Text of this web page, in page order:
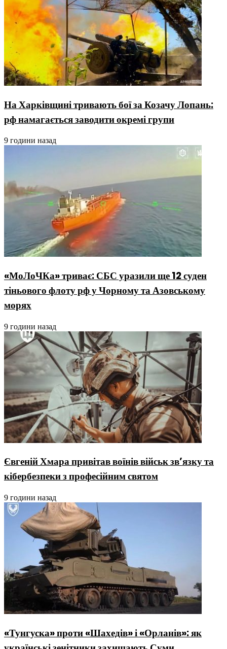
На Харківщині тривають бої за Козачу Лопань:
рф намагається заводити окремі групи
9 години назад
«МоЛоЧКа» триває: СБС уразили ще 12 суден
тіньового флоту рф у Чорному та Азовському
морях
9 години назад
Євгеній Хмара привітав воїнів військ зв’язку та
кібербезпеки з професійним святом
9 години назад
«Тунгуска» проти «Шахедів» і «Орланів»: як